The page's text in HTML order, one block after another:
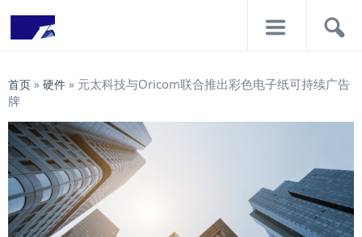
首页 » 硬件 » 元太科技与Oricom联合推出彩色电子纸可持续广告
牌